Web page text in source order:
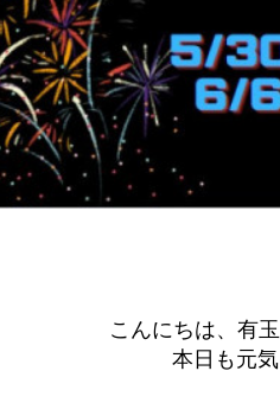
こんにちは、有
本日も元